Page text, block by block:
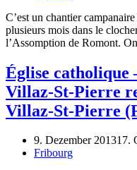
C’est un chantier
plusieurs mois dans le
l’Assomption de Romont.
Église catholique
Villaz-St-Pierre
Villaz-St-Pierre
9. Dezember 201317.
Fribourg